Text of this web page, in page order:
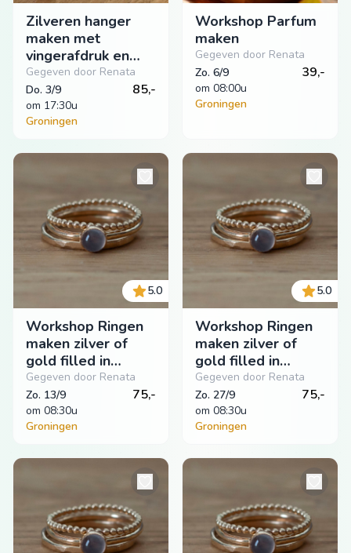
Zilveren hanger
maken met
vingerafdruk en
steen
Gegeven door Renata
Do. 3/9
om 17:30u
85,-
Groningen
Workshop Parfum
maken
Gegeven door Renata
Zo. 6/9
om 08:00u
39,-
Groningen
5.0
Workshop Ringen
maken zilver of
gold filled in
Groningen
Gegeven door Renata
Zo. 13/9
om 08:30u
75,-
Groningen
5.0
Workshop Ringen
maken zilver of
gold filled in
Groningen
Gegeven door Renata
Zo. 27/9
om 08:30u
75,-
Groningen